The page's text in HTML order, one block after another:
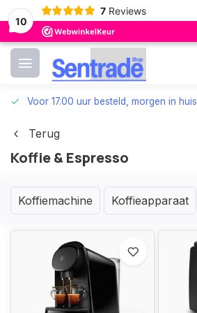
10
7 Reviews
Voor 17.00 uur besteld, morgen in huis
Terug
Koffie & Espresso
Koffiemachine Koffieapparaat